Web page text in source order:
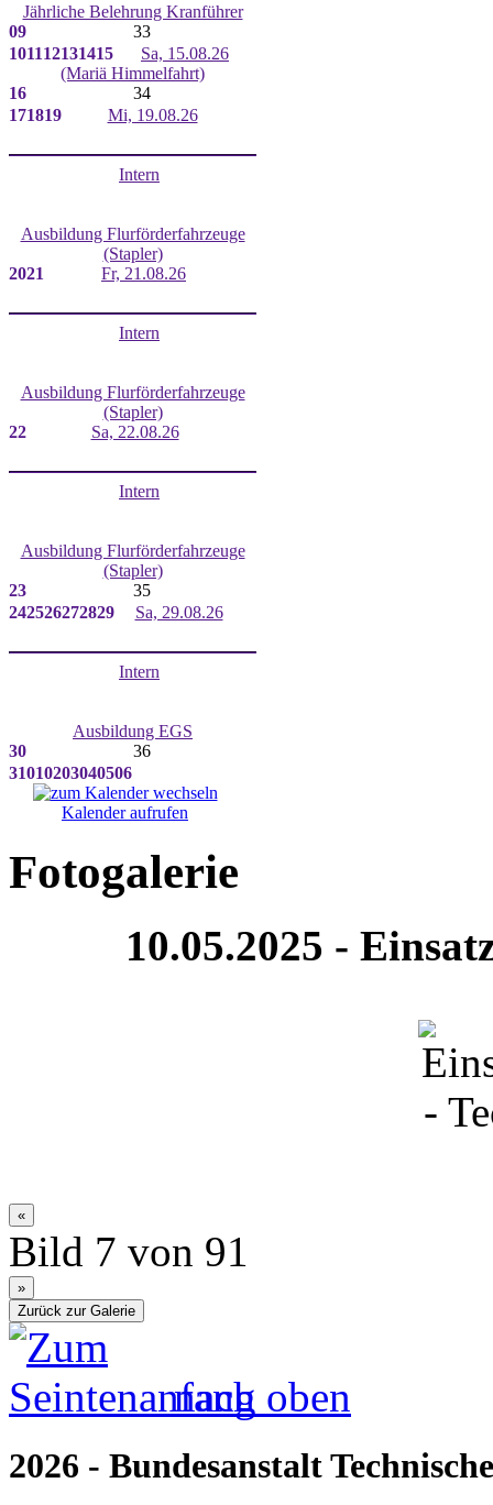
Jährliche Belehrung Kranführer
09
33
101112131415
Sa, 15.08.26
(Mariä Himmelfahrt)
16
34
171819 Mi, 19.08.26
Intern
Ausbildung Flurförderfahrzeuge
(Stapler)
2021 Fr, 21.08.26
Intern
Ausbildung Flurförderfahrzeuge
(Stapler)
22
Sa, 22.08.26
Intern
Ausbildung Flurförderfahrzeuge
(Stapler)
23
35
242526272829 Sa, 29.08.26
Intern
Ausbildung EGS
30
36
31010203040506
Kalender aufrufen
Fotogalerie
10.05.2025 -
Bild 7 von 91
nach oben
2026 - Bundesanstalt